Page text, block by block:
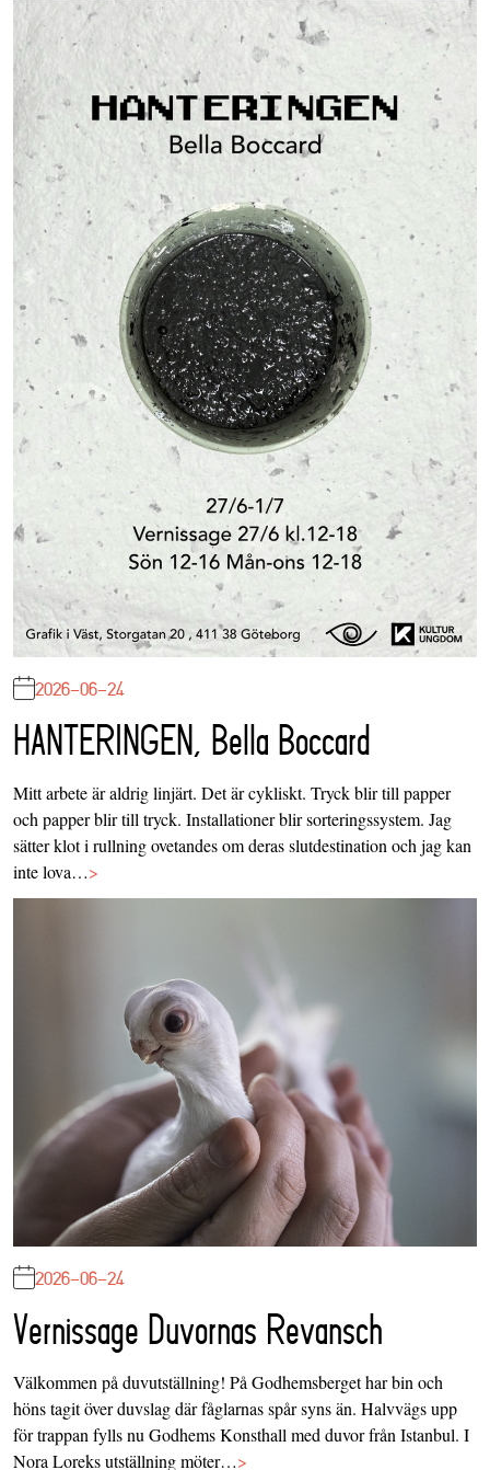
2026-06-24
HANTERINGEN, Bella Boccard
Mitt arbete är aldrig linjärt. Det är cykliskt. Tryck blir till papper
och papper blir till tryck. Installationer blir sorteringssystem. Jag
sätter klot i rullning ovetandes om deras slutdestination och jag kan
inte lova…>
2026-06-24
Vernissage Duvornas Revansch
Välkommen på duvutställning! På Godhemsberget har bin och
höns tagit över duvslag där fåglarnas spår syns än. Halvvägs upp
för trappan fylls nu Godhems Konsthall med duvor från Istanbul. I
Nora Loreks utställning möter…>